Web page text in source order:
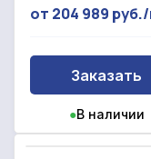
от 204 989
Заказать
●В наличии